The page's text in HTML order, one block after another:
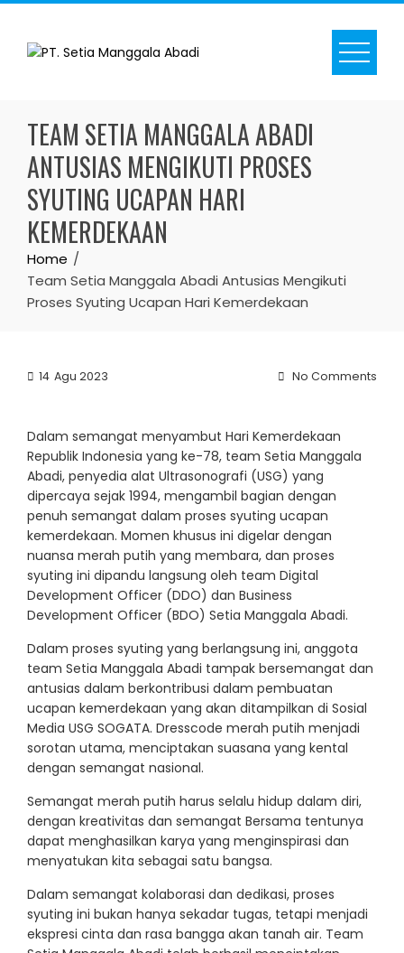
Skip
content
TEAM SETIA MANGGALA ABADI
ANTUSIAS MENGIKUTI PROSES
SYUTING UCAPAN HARI
KEMERDEKAAN
Home
Team Setia Manggala Abadi Antusias Mengikuti
Proses Syuting Ucapan Hari Kemerdekaan
14 Agu 2023 No Comments
Dalam semangat menyambut Hari Kemerdekaan
Republik Indonesia yang ke-78, team Setia Manggala
Abadi, penyedia alat Ultrasonografi (USG) yang
dipercaya sejak 1994, mengambil bagian dengan
penuh semangat dalam proses syuting ucapan
kemerdekaan. Momen khusus ini digelar dengan
nuansa merah putih yang membara, dan proses
syuting ini dipandu langsung oleh team Digital
Development Officer (DDO) dan Business
Development Officer (BDO) Setia Manggala Abadi.
Dalam proses syuting yang berlangsung ini, anggota
team Setia Manggala Abadi tampak bersemangat dan
antusias dalam berkontribusi dalam pembuatan
ucapan kemerdekaan yang akan ditampilkan di Sosial
Media USG SOGATA. Dresscode merah putih menjadi
sorotan utama, menciptakan suasana yang kental
dengan semangat nasional.
Semangat merah putih harus selalu hidup dalam diri,
dengan kreativitas dan semangat Bersama tentunya
dapat menghasilkan karya yang menginspirasi dan
menyatukan kita sebagai satu bangsa.
Dalam semangat kolaborasi dan dedikasi, proses
syuting ini bukan hanya sekadar tugas, tetapi menjadi
ekspresi cinta dan rasa bangga akan tanah air. Team